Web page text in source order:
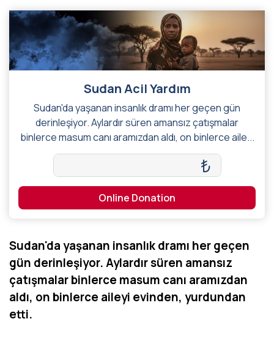
Sudan Acil Yardım
Sudan'da yaşanan insanlık dramı her geçen gün
derinleşiyor. Aylardır süren amansız çatışmalar
binlerce masum canı aramızdan aldı, on binlerce aile...
₺
Online Donation
Sudan'da yaşanan insanlık dramı her geçen
gün derinleşiyor. Aylardır süren amansız
çatışmalar binlerce masum canı aramızdan
aldı, on binlerce aileyi evinden, yurdundan
etti.